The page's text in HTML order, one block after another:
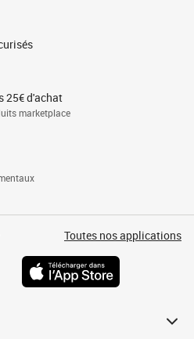
25€ d'achat
marketplace
Toutes nos applications